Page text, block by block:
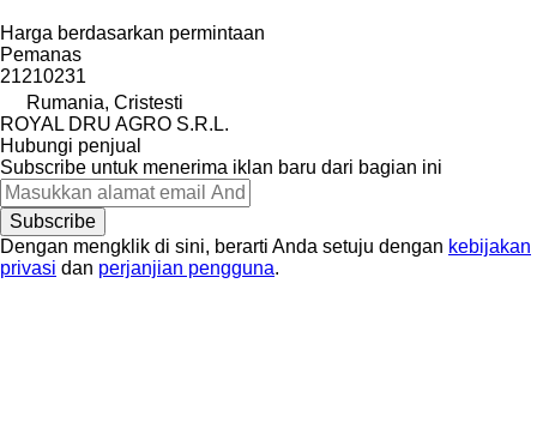
Harga berdasarkan permintaan
Pemanas
21210231
Rumania, Cristesti
ROYAL DRU AGRO S.R.L.
Hubungi penjual
Subscribe untuk menerima iklan baru dari bagian ini
Subscribe
Dengan mengklik di sini, berarti Anda setuju dengan kebijakan
privasi dan perjanjian pengguna.